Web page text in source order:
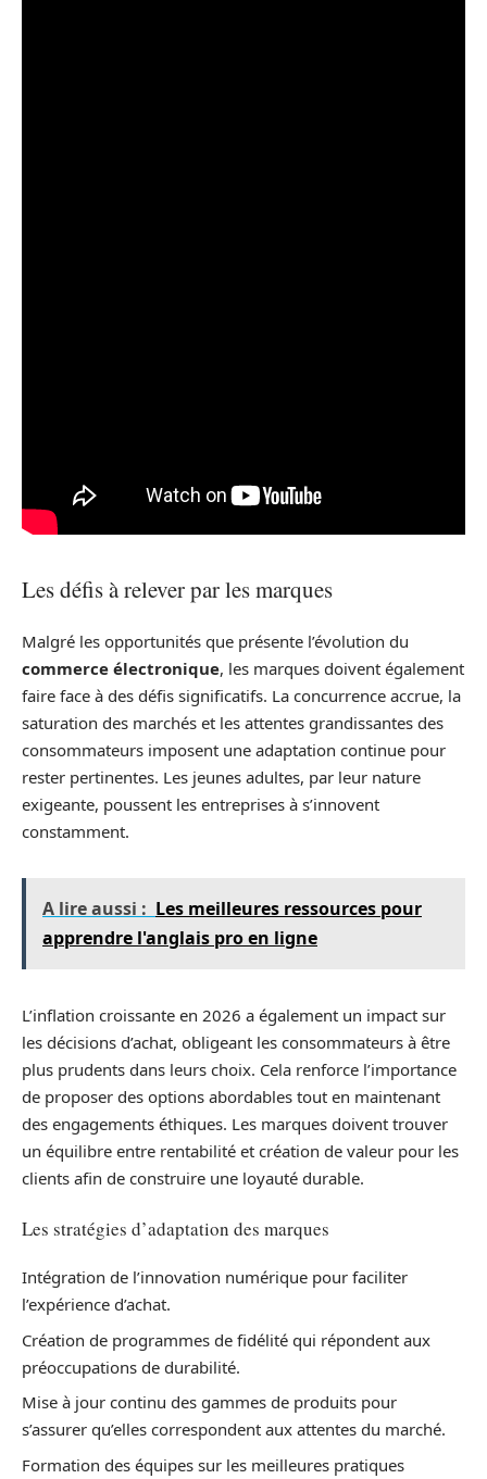
Les défis à relever par les marques
Malgré les opportunités que présente l’évolution du
commerce électronique, les marques doivent également
faire face à des défis significatifs. La concurrence accrue, la
saturation des marchés et les attentes grandissantes des
consommateurs imposent une adaptation continue pour
rester pertinentes. Les jeunes adultes, par leur nature
exigeante, poussent les entreprises à s’innovent
constamment.
A lire aussi : Les meilleures ressources pour
apprendre l'anglais pro en ligne
L’inflation croissante en 2026 a également un impact sur
les décisions d’achat, obligeant les consommateurs à être
plus prudents dans leurs choix. Cela renforce l’importance
de proposer des options abordables tout en maintenant
des engagements éthiques. Les marques doivent trouver
un équilibre entre rentabilité et création de valeur pour les
clients afin de construire une loyauté durable.
Les stratégies d’adaptation des marques
Intégration de l’innovation numérique pour faciliter
l’expérience d’achat.
Création de programmes de fidélité qui répondent aux
préoccupations de durabilité.
Mise à jour continu des gammes de produits pour
s’assurer qu’elles correspondent aux attentes du marché.
Formation des équipes sur les meilleures pratiques